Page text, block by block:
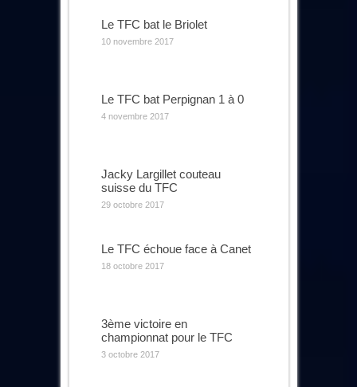
Le TFC bat le Briolet
10 novembre 2017
Le TFC bat Perpignan 1 à 0
4 novembre 2017
Jacky Largillet couteau
suisse du TFC
29 octobre 2017
Le TFC échoue face à Canet
18 octobre 2017
3ème victoire en
championnat pour le TFC
3 octobre 2017